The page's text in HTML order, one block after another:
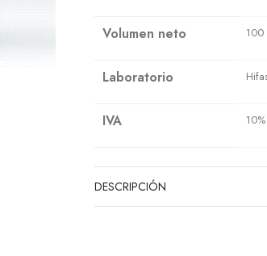
Volumen neto 100
Laboratorio
IVA 10%
DESCRIPCIÓN